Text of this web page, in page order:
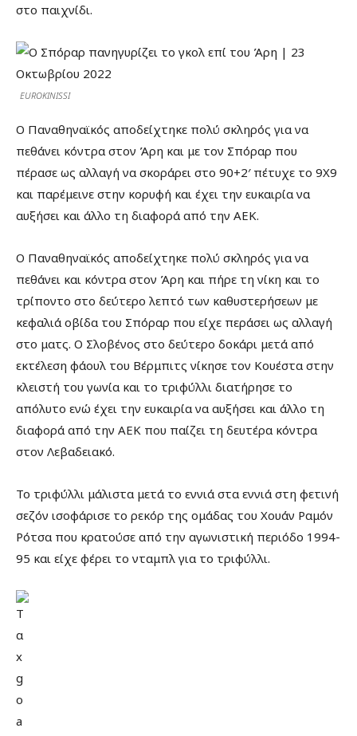
στο παιχνίδι.
EUROKINISSI
Ο Παναθηναϊκός αποδείχτηκε πολύ σκληρός για να
πεθάνει κόντρα στον Άρη και με τον Σπόραρ που
πέρασε ως αλλαγή να σκοράρει στο 90+2′ πέτυχε το 9Χ9
και παρέμεινε στην κορυφή και έχει την ευκαιρία να
αυξήσει και άλλο τη διαφορά από την ΑΕΚ.
Ο Παναθηναϊκός αποδείχτηκε πολύ σκληρός για να
πεθάνει και κόντρα στον Άρη και πήρε τη νίκη και το
τρίποντο στο δεύτερο λεπτό των καθυστερήσεων με
κεφαλιά οβίδα του Σπόραρ που είχε περάσει ως αλλαγή
στο ματς. Ο Σλοβένος στο δεύτερο δοκάρι μετά από
εκτέλεση φάουλ του Βέρμπιτς νίκησε τον Κουέστα στην
κλειστή του γωνία και το τριφύλλι διατήρησε το
απόλυτο ενώ έχει την ευκαιρία να αυξήσει και άλλο τη
διαφορά από την ΑΕΚ που παίζει τη δευτέρα κόντρα
στον Λεβαδειακό.
Το τριφύλλι μάλιστα μετά το εννιά στα εννιά στη φετινή
σεζόν ισοφάρισε το ρεκόρ της ομάδας του Χουάν Ραμόν
Ρότσα που κρατούσε από την αγωνιστική περιόδο 1994-
95 και είχε φέρει το νταμπλ για το τριφύλλι.